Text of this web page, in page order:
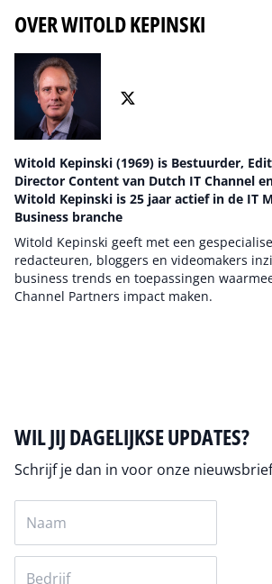
OVER WITOLD KEPINSKI
Witold Kepinski (1969) is Bestuurder,
Director Content van Dutch IT Channel
Witold Kepinski is 25 jaar actief in de IT
Business branche
Witold Kepinski geeft met een
redacteuren, bloggers en videomakers
business trends en toepassingen
Channel Partners impact maken.
WIL JIJ DAGELIJKSE UPDATES?
Schrijf je dan in voor onze